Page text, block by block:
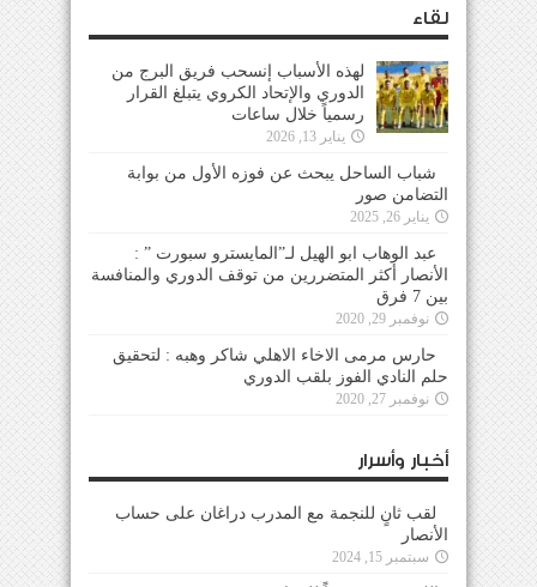
لقاء
لهذه الأسباب إنسحب فريق البرج من
الدوري والإتحاد الكروي يتبلغ القرار
رسمياً خلال ساعات
يناير 13, 2026
شباب الساحل يبحث عن فوزه الأول من بوابة
التضامن صور
يناير 26, 2025
عبد الوهاب ابو الهيل لـ”المايسترو سبورت ” :
الأنصار أكثر المتضررين من توقف الدوري والمنافسة
بين 7 فرق
نوفمبر 29, 2020
حارس مرمى الاخاء الاهلي شاكر وهبه : لتحقيق
حلم النادي الفوز بلقب الدوري
نوفمبر 27, 2020
أخبار وأسرار
لقب ثانٍ للنجمة مع المدرب دراغان على حساب
الأنصار
سبتمبر 15, 2024